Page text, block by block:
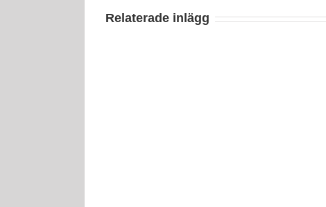
Relaterade inlägg